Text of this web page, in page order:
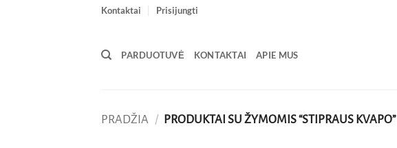
Kontaktai Prisijungti
PARDUOTUVĖ KONTAKTAI APIE MUS
PRADŽIA / PRODUKTAI SU ŽYMOMIS “STIPRAUS KVAPO”